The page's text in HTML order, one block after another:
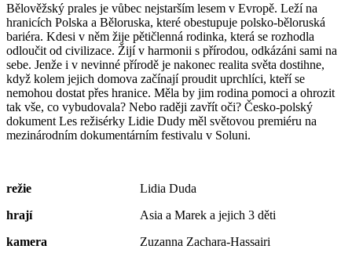
Bělověžský prales je vůbec nejstarším lesem v Evropě. Leží na
hranicích Polska a Běloruska, které obestupuje polsko-běloruská
bariéra. Kdesi v něm žije pětičlenná rodinka, která se rozhodla
odloučit od civilizace. Žijí v harmonii s přírodou, odkázáni sami na
sebe. Jenže i v nevinné přírodě je nakonec realita světa dostihne,
když kolem jejich domova začínají proudit uprchlíci, kteří se
nemohou dostat přes hranice. Měla by jim rodina pomoci a ohrozit
tak vše, co vybudovala? Nebo raději zavřít oči? Česko-polský
dokument Les režisérky Lidie Dudy měl světovou premiéru na
mezinárodním dokumentárním festivalu v Soluni.
režie
Lidia Duda
hrají
Asia a Marek a jejich 3 děti
kamera
Zuzanna Zachara-Hassairi